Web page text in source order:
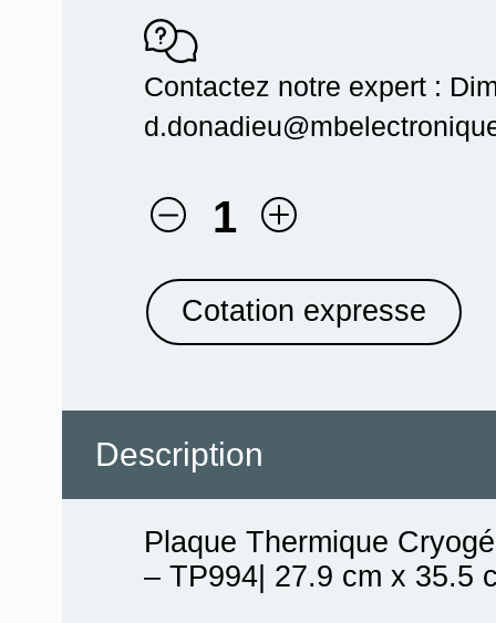
Contactez notre expert :
1
Cotation expresse
Description
Plaque Thermique
– TP994| 27.9 cm x 35.5